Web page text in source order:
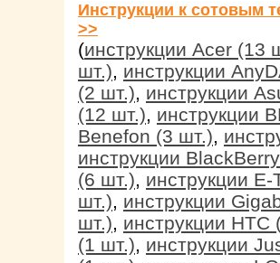
Инструкции к сотовым
>>
(инструкции Acer (13
шт.), инструкции
(2 шт.), инструкции
(12 шт.), инструкции
Benefon (3 шт.),
инструкции
(6 шт.), инструкции
шт.), инструкции
шт.), инструкции HTC
(1 шт.), инструкции